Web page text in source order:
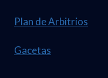
Plan de Arbitrios
Gacetas